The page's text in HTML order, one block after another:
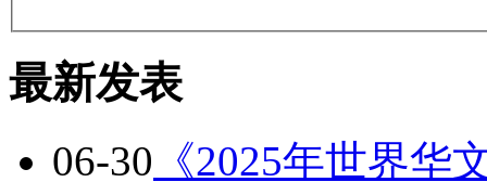
最新发表
06-30 《2025年世界华